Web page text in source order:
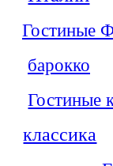
Гостиные
барокко
Гостиные
классика